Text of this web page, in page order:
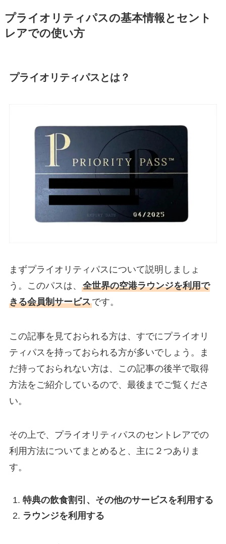
プライオリティパスの基本情報とセント
レアでの使い方
プライオリティパスとは？
まずプライオリティパスについて説明しましょ
う。このパスは、 全世界の空港ラウンジを利用で
きる会員制サービスです。
この記事を見ておられる方は、すでにプライオリ
ティパスを持っておられる方が多いでしょう。ま
だ持っておられない方は、この記事の後半で取得
方法をご紹介しているので、最後までご覧くださ
い。
その上で、プライオリティパスのセントレアでの
利用方法についてまとめると、主に２つありま
す。
特典の飲食割引、その他のサービスを利用する
ラウンジを利用する